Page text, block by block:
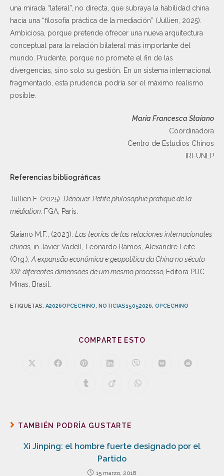
una mirada “lateral”, no directa, que subraya la habilidad china
hacia una “filosofía práctica de la mediación” (Jullien, 2025).
Ambiciosa, porque pretende ofrecer una nueva arquitectura
conceptual para la relación bilateral más importante del
mundo. Prudente, porque no promete el fin de las
divergencias, sino solo su gestión. En un sistema internacional
fragmentado, esta prudencia podría ser el máximo realismo
posible.
Maria Francesca Staiano
Coordinadora
Centro de Estudios Chinos
IRI-UNLP
Referencias bibliográficas
Jullien F. (2025). Dénouer. Petite philosophie pratique de la
médiation. FGA, París.
Staiano M.F., (2023). Las teorías de las relaciones internacionales
chinas, in Javier Vadell, Leonardo Ramos, Alexandre Leite
(Org.), A expansão econômica e geopolítica da China no século
XXI: diferentes dimensões de um mesmo processo, Editora PUC
Minas, Brasil.
ETIQUETAS: A2026OPCECHINO, NOTICIAS15052026, OPCECHINO
COMPARTE ESTO
TAMBIÉN PODRÍA GUSTARTE
Xi Jinping: el hombre fuerte designado por el
Partido
15 marzo, 2018